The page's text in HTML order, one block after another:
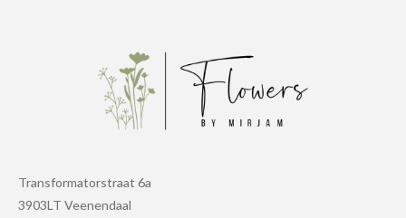
Transformatorstraat 6a
3903LT Veenendaal